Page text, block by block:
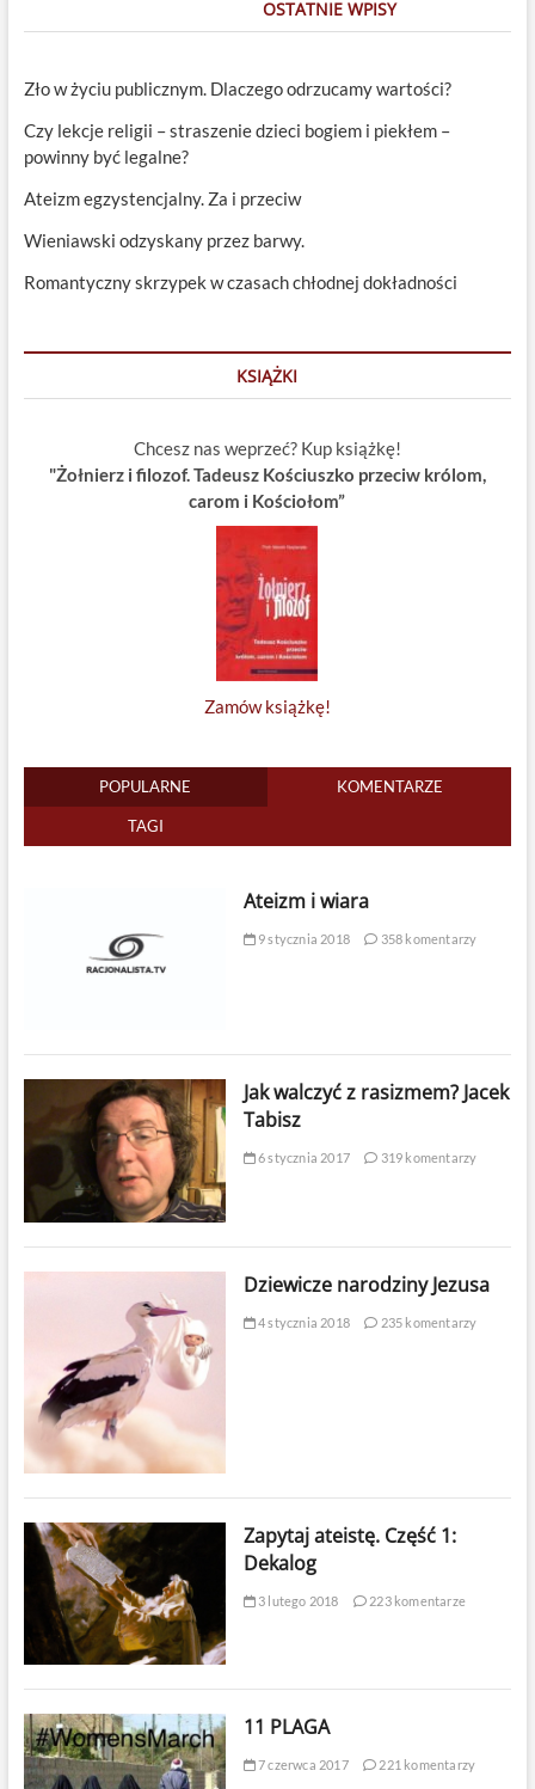
OSTATNIE WPISY
Zło w życiu publicznym. Dlaczego odrzucamy wartości?
Czy lekcje religii – straszenie dzieci bogiem i piekłem –
powinny być legalne?
Ateizm egzystencjalny. Za i przeciw
Wieniawski odzyskany przez barwy.
Romantyczny skrzypek w czasach chłodnej dokładności
KSIĄŻKI
Chcesz nas weprzeć? Kup książkę!
"Żołnierz i filozof. Tadeusz Kościuszko przeciw królom,
carom i Kościołom”
Zamów książkę!
POPULARNE KOMENTARZE
TAGI
Ateizm i wiara
9 stycznia 2018 358 komentarzy
Jak walczyć z rasizmem? Jacek
Tabisz
6 stycznia 2017 319 komentarzy
Dziewicze narodziny Jezusa
4 stycznia 2018 235 komentarzy
Zapytaj ateistę. Część 1:
Dekalog
3 lutego 2018 223 komentarze
11 PLAGA
7 czerwca 2017 221 komentarzy